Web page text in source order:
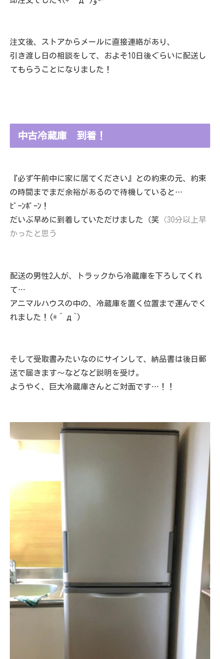
注文後、ストアからメールに直接連絡があり、
引き渡し日の相談をして、およそ10日後ぐらいに配送し
てもらうことになりました！
中古冷蔵庫 到着！
『必ず午前中に家に居てください』との約束の元、約束
の時間までまだ余裕があるので待機していると…
ﾋﾟｰﾝﾎﾟｰﾝ！
だいぶ早めに到着していただけました（笑 （30分以上早
かったと思う
配送の男性2人が、トラックから冷蔵庫を下ろしてくれ
て…
アニマルハウスの中の、冷蔵庫を置く位置まで運んでく
れました！(*´д`)
そして受取書みたいなのにサインして、納品書は後日郵
送で届きます～などなど説明を受け。
ようやく、巨大冷蔵庫さんとご対面です…！！